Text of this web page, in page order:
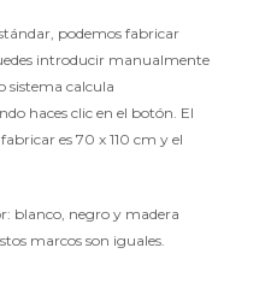
podemos fabricar
introducir manualmente
sistema calcula
haces clic en el botón. El
es 70 x 110 cm y el
blanco, negro y madera
marcos son iguales.